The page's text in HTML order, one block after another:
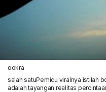
ookra
salah satuPemicu viralnya istilah
adalah tayangan realitas